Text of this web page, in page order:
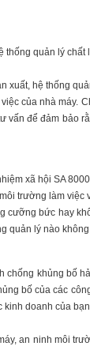
quản lý chất
xuất, hệ thống
của nhà máy.
vấn để đảm bảo
xã hội SA
trường làm việc
cưỡng bức hay
quản lý nào
chống khủng bố
bố của các
doanh của
an ninh môi